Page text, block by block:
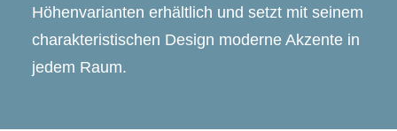
Höhenvarianten erhältlich und setzt mit seinem
charakteristischen Design moderne Akzente in
jedem Raum.